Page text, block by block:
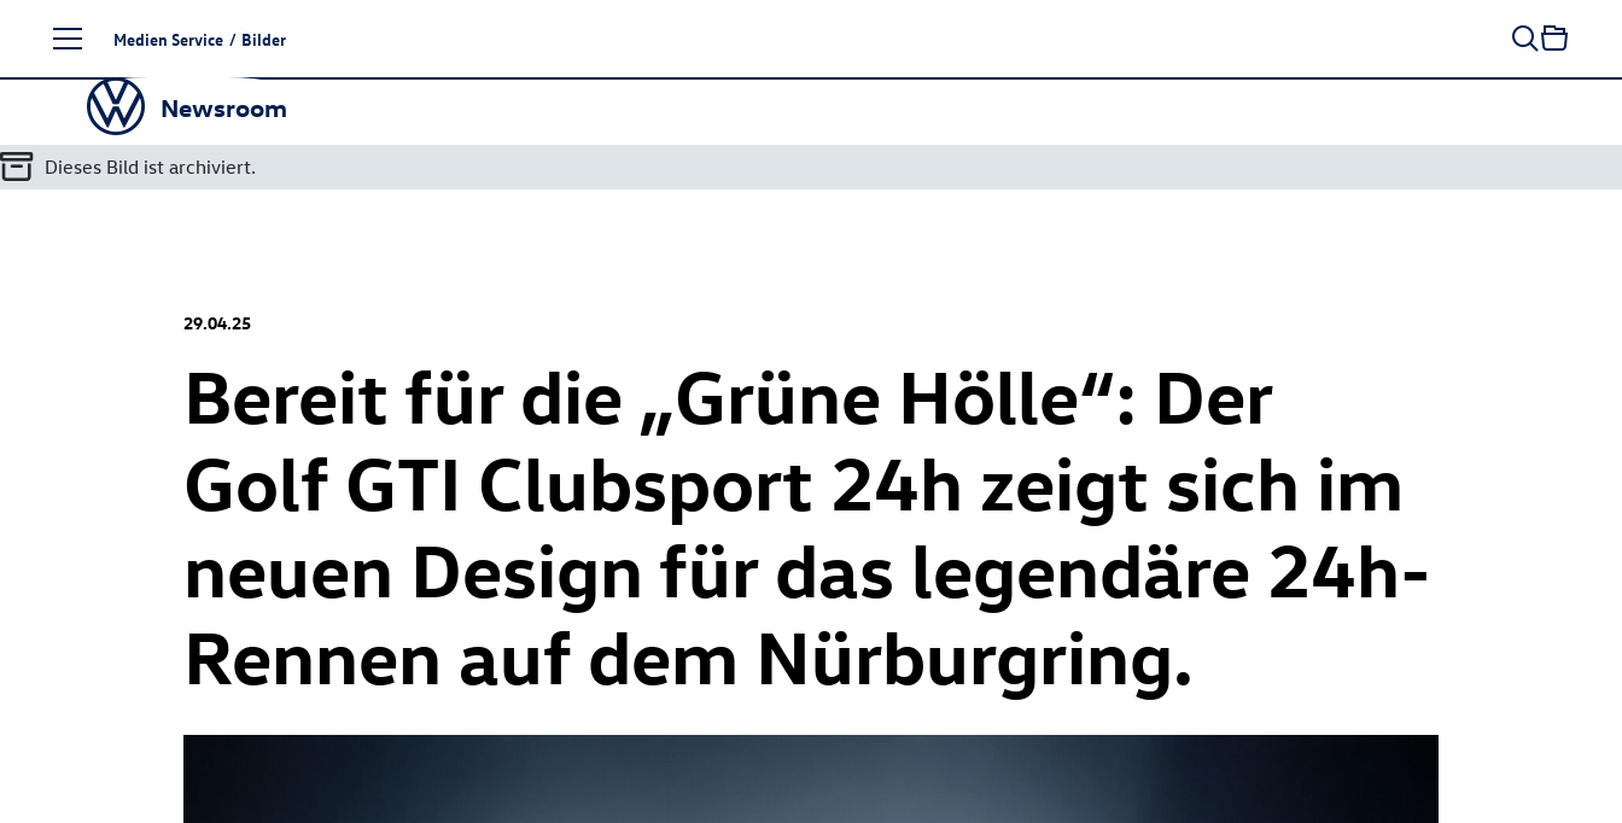
Seiteninhalt
springen
Medien Service / Bilder
Newsroom
Dieses Bild ist archiviert.
29.04.25
Bereit für die „Grüne Hölle“: Der
Golf GTI Clubsport 24h zeigt sich im
neuen Design für das legendäre 24h-
Rennen auf dem Nürburgring.